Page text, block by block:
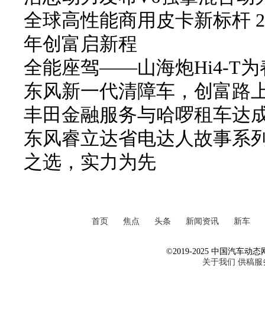
全球高性能商用皮卡新标杆
年创富启新程
全能座驾——山海炮Hi4-T为
东风新一代清障车，创富路
丰田金融服务与哈啰租车达
东风睿立达省电达人故事系
之选，实力为先
首页 焦点 头条 新闻资讯 新车
©2019-2025 中国汽车动态
关于我们 供稿服